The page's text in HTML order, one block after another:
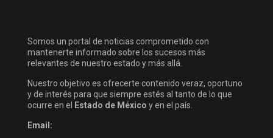
Somos un portal de noticias comprometido con
mantenerte informado sobre los sucesos más
relevantes de nuestro estado y más allá.
Nuestro objetivo es ofrecerte contenido veraz, oportuno
y de interés para que siempre estés al tanto de lo que
ocurre en el
Estado de México y en el país.
Email: